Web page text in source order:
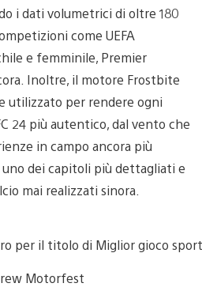
i dati volumetrici di oltre 180
come UEFA
e femminile, Premier
Inoltre, il motore Frostbite
utilizzato per rendere ogni
24 più autentico, dal vento che
in campo ancora più
dei capitoli più dettagliati e
mai realizzati sinora.
Motorfest